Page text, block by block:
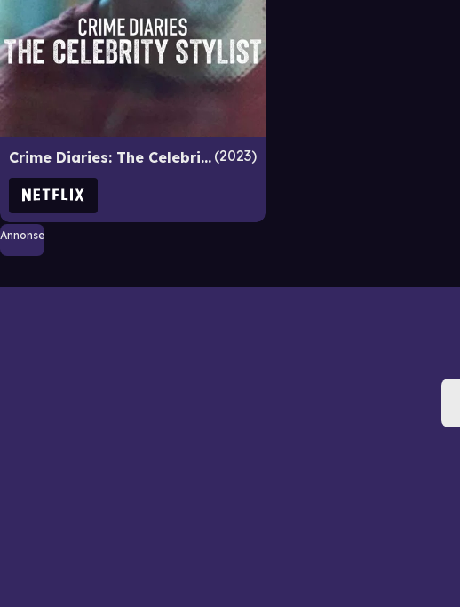
Crime Diaries: The Celebrity Stylist 2023
Annonse